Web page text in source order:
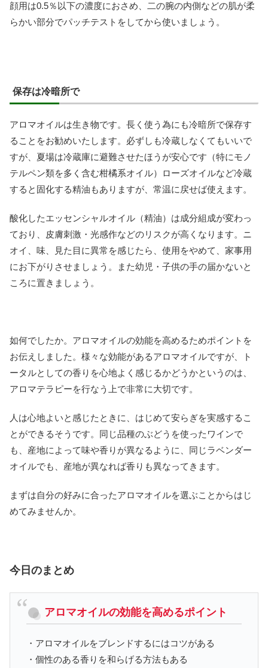
顔用は0.5％以下の濃度におさめ、二の腕の内側などの肌が柔
らかい部分でパッチテストをしてから使いましょう。
保存は冷暗所で
アロマオイルは生き物です。長く使う為にも冷暗所で保存す
ることをお勧めいたします。必ずしも冷蔵しなくてもいいで
すが、夏場は冷蔵庫に避難させたほうが安心です（特にモノ
テルペン類を多く含む柑橘系オイル）ローズオイルなど冷蔵
すると固化する精油もありますが、常温に戻せば使えます。
酸化したエッセンシャルオイル（精油）は成分組成が変わっ
ており、皮膚刺激・光感作などのリスクが高くなります。ニ
オイ、味、見た目に異常を感じたら、使用をやめて、家事用
にお下がりさせましょう。また幼児・子供の手の届かないと
ころに置きましょう。
如何でしたか。アロマオイルの効能を高めるためポイントを
お伝えしました。様々な効能があるアロマオイルですが、ト
ータルとしての香りを心地よく感じるかどうかというのは、
アロマテラピーを行なう上で非常に大切です。
人は心地よいと感じたときに、はじめて安らぎを実感するこ
とができるそうです。同じ品種のぶどうを使ったワインで
も、産地によって味や香りが異なるように、同じラベンダー
オイルでも、産地が異なれば香りも異なってきます。
まずは自分の好みに合ったアロマオイルを選ぶことからはじ
めてみませんか。
今日のまとめ
アロマオイルの効能を高めるポイント
・アロマオイルをブレンドするにはコツがある
・個性のある香りを和らげる方法もある